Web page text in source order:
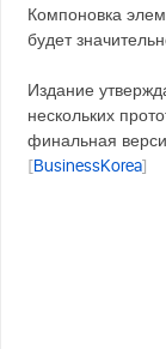
Компоновка
будет
Издание
нескольких
финальная
BusinessKorea